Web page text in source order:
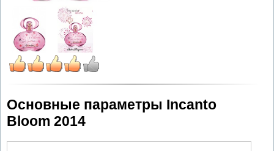
Основные параметры Incanto
Bloom 2014